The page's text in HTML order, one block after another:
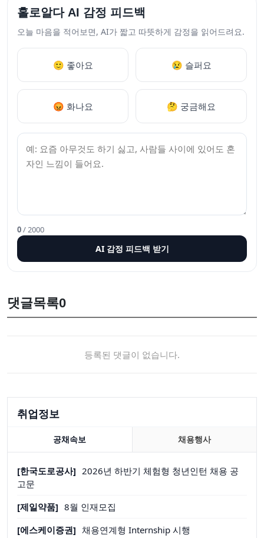
홀로알다 AI 감정 피드백
오늘 마음을 적어보면, AI가 짧고 따뜻하게 감정을 읽어드려요.
🙂 좋아요 😢 슬퍼요
😡 화나요 🤔 궁금해요
0/ 2000
AI 감정 피드백 받기
댓글목록0
등록된 댓글이 없습니다.
취업정보
공채속보 채용행사
[한국도로공사] 2026년 하반기 체험형 청년인턴 채용 공
고문
[제일약품] 8월 인재모집
[에스케이증권] 채용연계형 Internship 시행